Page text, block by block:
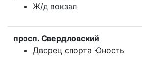
Ж/д вокзал
просп. Свердловский
Дворец спорта Юность